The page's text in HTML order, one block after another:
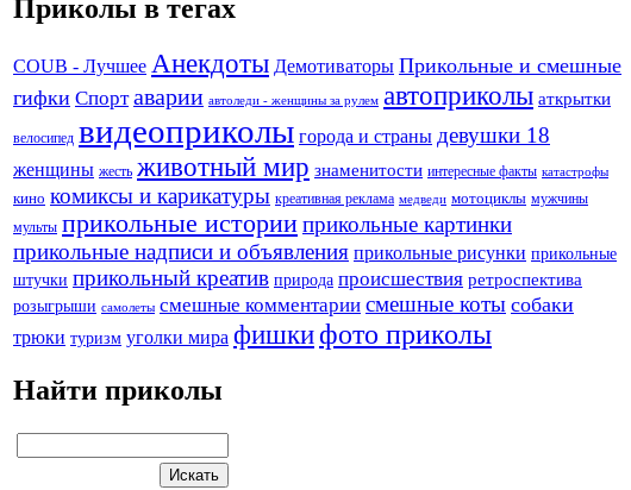
Приколы в тегах
COUB - Лучшее Анекдоты Демотиваторы Прикольные и смешные
гифки Спорт аварии автоледи - женщины за рулем автоприколы аткрытки
велосипед видеоприколы города и страны девушки 18
женщины жесть животный мир знаменитости интересные факты катастрофы
кино комиксы и карикатуры креативная реклама медведи мотоциклы мужчины
мульты прикольные историиприкольные картинки
прикольные надписи и объявления прикольные рисунки прикольные
штучки прикольный креатив природа происшествия ретроспектива
розыгрыши самолеты смешные комментарии смешные коты собаки
трюки туризм уголки мира фишкифото приколы
Найти приколы